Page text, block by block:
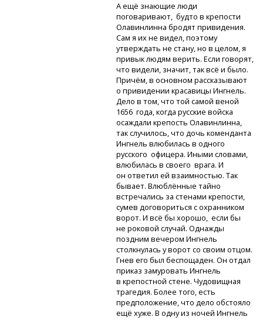
А ещё знающие люди
поговаривают, будто в крепости
Олавинлинна бродят привидения.
Сам я их не видел, поэтому
утверждать не стану, но в целом, я
привык людям верить. Если говорят,
что видели, значит, так всё и было.
Причём, в основном рассказывают
о привидении красавицы Ингнель.
Дело в том, что той самой веной
1656 года, когда русские войска
осаждали крепость Олавинлинна,
так случилось, что дочь коменданта
Ингнель влюбилась в одного
русского офицера. Иными словами,
влюбилась в своего врага. И
он ответил ей взаимностью. Так
бывает. Влюблённые тайно
встречались за стенами крепости,
сумев договориться с охранником
ворот. И всё бы хорошо, если бы
не роковой случай. Однажды
поздним вечером Ингнель
столкнулась у ворот со своим отцом.
Гнев его был беспощаден. Он отдал
приказ замуровать Ингнель
в крепостной стене. Чудовищная
трагедия. Более того, есть
предположение, что дело обстояло
ещё хуже. В одну из ночей Ингнель